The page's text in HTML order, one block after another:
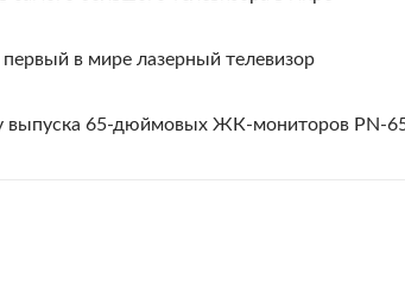
в мире лазерный телевизор
выпуска 65-дюймовых ЖК-мониторов PN-